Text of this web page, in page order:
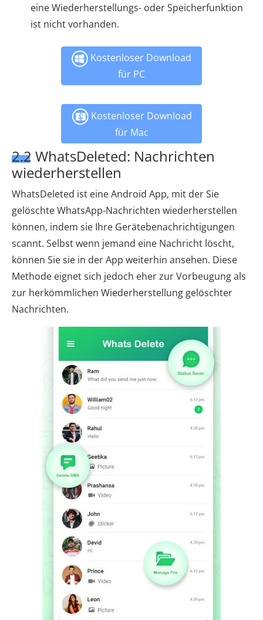
eine Wiederherstellungs- oder Speicherfunktion
ist nicht vorhanden.
Kostenloser Download
für PC
Kostenloser Download
für Mac
2.2 WhatsDeleted: Nachrichten
wiederherstellen
WhatsDeleted ist eine Android App, mit der Sie
gelöschte WhatsApp-Nachrichten wiederherstellen
können, indem sie Ihre Gerätebenachrichtigungen
scannt. Selbst wenn jemand eine Nachricht löscht,
können Sie sie in der App weiterhin ansehen. Diese
Methode eignet sich jedoch eher zur Vorbeugung als
zur herkömmlichen Wiederherstellung gelöschter
Nachrichten.